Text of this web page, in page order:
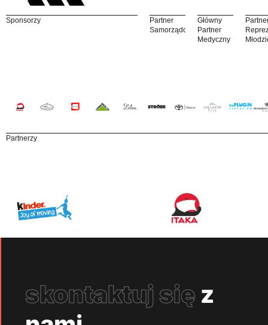
Sponsorzy
Partner
Samorządowy
Główny
Partner
Medyczny
Partnerzy
skontaktuj się z